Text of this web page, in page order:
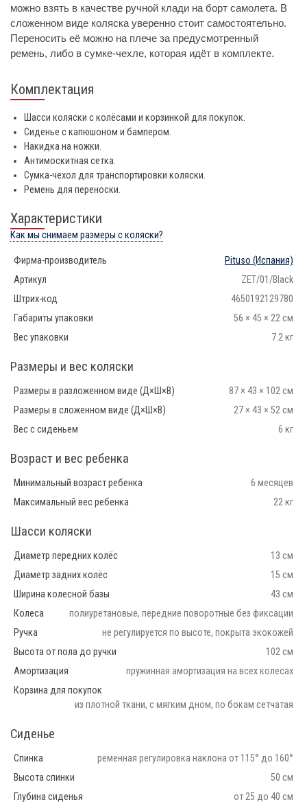
можно взять в качестве ручной клади на борт самолета. В
сложенном виде коляска уверенно стоит самостоятельно.
Переносить её можно на плече за предусмотренный
ремень, либо в сумке-чехле, которая идёт в комплекте.
Комплектация
Шасси коляски с колёсами и корзинкой для покупок.
Сиденье с капюшоном и бампером.
Накидка на ножки.
Антимоскитная сетка.
Сумка-чехол для транспортировки коляски.
Ремень для переноски.
Характеристики
Как мы снимаем размеры с коляски?
Фирма-производитель Pituso (Испания)
Артикул
ZET/01/Black
Штрих-код
4650192129780
Габариты упаковки
56 × 45 × 22 см
Вес упаковки
7.2 кг
Размеры и вес коляски
Размеры в разложенном виде (Д×Ш×В)
87 × 43 × 102 см
Размеры в сложенном виде (Д×Ш×В)
27 × 43 × 52 см
Вес с сиденьем
6 кг
Возраст и вес ребенка
Минимальный возраст ребенка
6 месяцев
Максимальный вес ребенка
22 кг
Шасси коляски
Диаметр передних колёс
13 см
Диаметр задних колёс
15 см
Ширина колесной базы
43 см
Колеса
полиуретановые, передние поворотные без фиксации
Ручка
не регулируется по высоте, покрыта экокожей
Высота от пола до ручки
102 см
Амортизация
пружинная амортизация на всех колесах
Корзина для покупок
из плотной ткани, с мягким дном, по бокам сетчатая
Сиденье
Спинка
ременная регулировка наклона от 115° до 160°
Высота спинки
50 см
Глубина сиденья
от 25 до 40 см